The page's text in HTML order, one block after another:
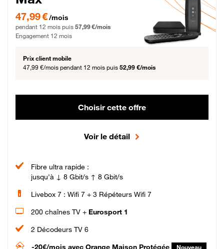
47,99 € par mois pendant 12 mois puis 57,99 € par mois, Engagement 12 mois
47,99 €/mois
pendant 12 mois puis 57,99 €/mois
Engagement 12 mois
Prix client mobile
47,99 €/mois pendant 12 mois puis 52,99 €/mois
Choisir cette offre
Voir le détail
Fibre ultra rapide :
jusqu'à ↓ 8 Gbit/s ↑ 8 Gbit/s
Livebox 7 : Wifi 7 + 3 Répéteurs Wifi 7
200 chaînes TV + Eurosport 1
2 Décodeurs TV 6
-20€/mois avec Orange Maison Protégée Nouveau